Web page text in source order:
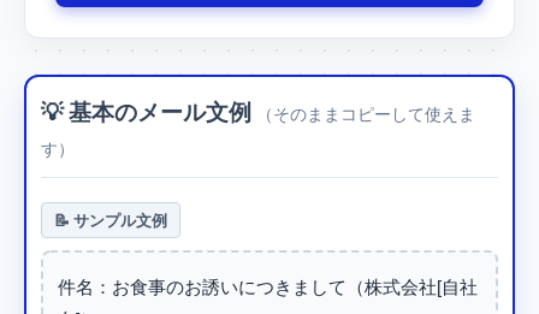
💡 基本のメール文例
（そのままコピーして使えま
す）
📝 サンプル文例
件名：お食事のお誘いにつきまして（株式会社[自社